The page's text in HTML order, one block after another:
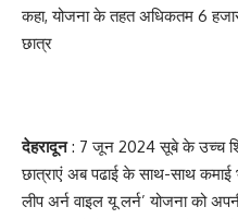
कहा, योजना के तहत अधिकतम 6 हजार
छात्र
देहरादून: 7 जून 2024 सूबे के उच्च
छात्राएं अब पढाई के साथ-साथ
लीप अर्न वाइल यू लर्न’ योजना को